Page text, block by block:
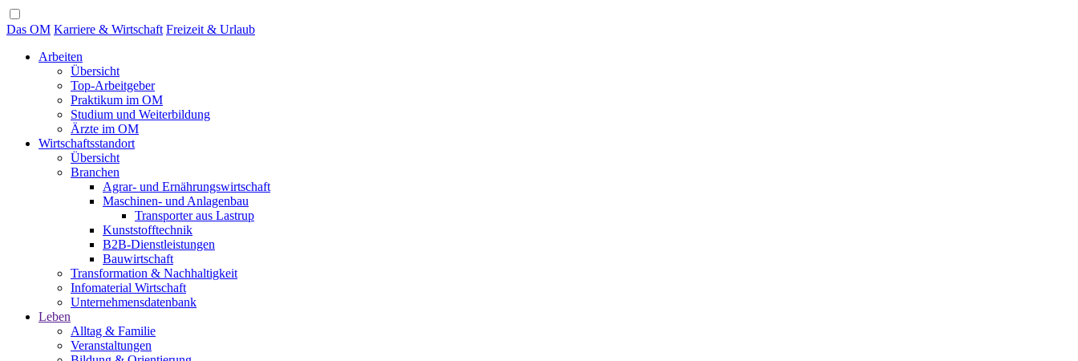
Das OM Karriere & Wirtschaft Freizeit & Urlaub
Arbeiten
Übersicht
Top-Arbeitgeber
Praktikum im OM
Studium und Weiterbildung
Ärzte im OM
Wirtschaftsstandort
Übersicht
Branchen
Agrar- und Ernährungswirtschaft
Maschinen- und Anlagenbau
Transporter aus Lastrup
Kunststofftechnik
B2B-Dienstleistungen
Bauwirtschaft
Transformation & Nachhaltigkeit
Infomaterial Wirtschaft
Unternehmensdatenbank
Leben
Alltag & Familie
Veranstaltungen